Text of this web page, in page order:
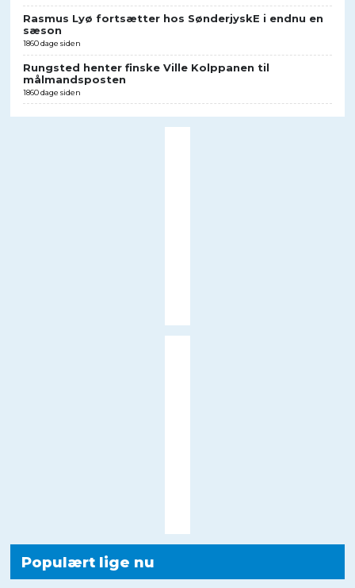
Rasmus Lyø fortsætter hos SønderjyskE i endnu en
sæson
1860 dage siden
Rungsted henter finske Ville Kolppanen til
målmandsposten
1860 dage siden
Populært lige nu